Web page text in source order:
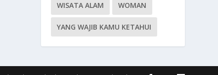
WISATA ALAM WOMAN
YANG WAJIB KAMU KETAHUI